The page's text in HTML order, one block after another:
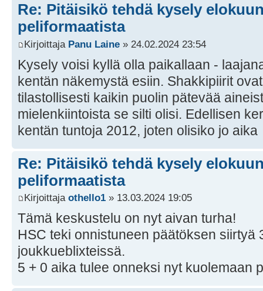
Re: Pitäisikö tehdä kysely
peliformaatista
Kirjoittaja Panu Laine » 24.02.2024 23:54
Kysely voisi kyllä olla paikallaan -
kentän näkemystä esiin. Shakkipiirit
tilastollisesti kaikin puolin pätevää
mielenkiintoista se silti olisi. Edellisen
kentän tuntoja 2012, joten olisiko jo
Re: Pitäisikö tehdä kysely
peliformaatista
Kirjoittaja othello1 » 13.03.2024 19:05
Tämä keskustelu on nyt aivan turha!
HSC teki onnistuneen päätöksen siirtyä
joukkueblixteissä.
5 + 0 aika tulee onneksi nyt kuolemaan